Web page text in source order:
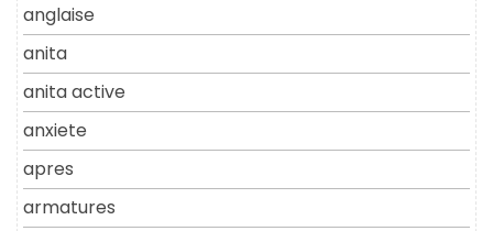
anglaise
anita
anita active
anxiete
apres
armatures